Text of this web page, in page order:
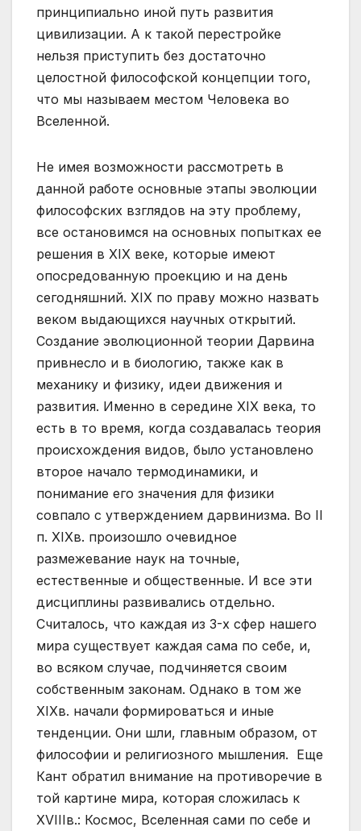
принципиально иной путь развития
цивилизации. А к такой перестройке
нельзя приступить без достаточно
целостной философской концепции того,
что мы называем местом Человека во
Вселенной.
Не имея возможности рассмотреть в
данной работе основные этапы эволюции
философских взглядов на эту проблему,
все остановимся на основных попытках ее
решения в XIX веке, которые имеют
опосредованную проекцию и на день
сегодняшний. XIX по праву можно назвать
веком выдающихся научных открытий.
Создание эволюционной теории Дарвина
привнесло и в биологию, также как в
механику и физику, идеи движения и
развития. Именно в середине XIX века, то
есть в то время, когда создавалась теория
происхождения видов, было установлено
второе начало термодинамики, и
понимание его значения для физики
совпало с утверждением дарвинизма. Во II
п. XIXв. произошло очевидное
размежевание наук на точные,
естественные и общественные. И все эти
дисциплины развивались отдельно.
Считалось, что каждая из 3-х сфер нашего
мира существует каждая сама по себе, и,
во всяком случае, подчиняется своим
собственным законам. Однако в том же
XIXв. начали формироваться и иные
тенденции. Они шли, главным образом, от
философии и религиозного мышления. Еще
Кант обратил внимание на противоречие в
той картине мира, которая сложилась к
XVIIIв.: Космос, Вселенная сами по себе и